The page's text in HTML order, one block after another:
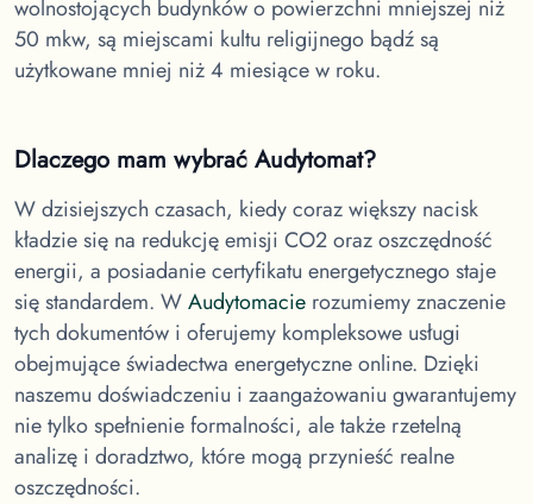
wolnostojących budynków o powierzchni mniejszej niż
50 mkw, są miejscami kultu religijnego bądź są
użytkowane mniej niż 4 miesiące w roku.
Dlaczego mam wybrać Audytomat?
W dzisiejszych czasach, kiedy coraz większy nacisk
kładzie się na redukcję emisji CO2 oraz oszczędność
energii, a posiadanie certyfikatu energetycznego staje
się standardem. WAudytomacie rozumiemy znaczenie
tych dokumentów i oferujemy kompleksowe usługi
obejmujące świadectwa energetyczne online. Dzięki
naszemu doświadczeniu i zaangażowaniu gwarantujemy
nie tylko spełnienie formalności, ale także rzetelną
analizę i doradztwo, które mogą przynieść realne
oszczędności.